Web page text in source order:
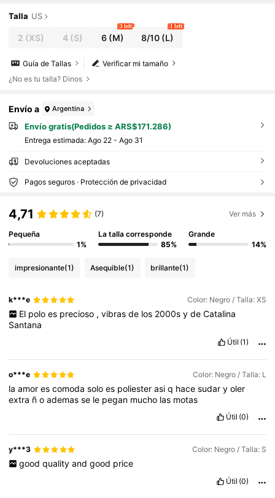
Talla US
2 (XS) 4(S) 6(M)
3 left
8/10 (L)
1 left
Verificar mi tamaño
Guía de Tallas
¿No es tu talla? Dinos
Envío a Argentina
Envío gratis(Pedidos ≥ ARS$171.286)
Entrega estimada: Ago 22 - Ago 31
Devoluciones aceptadas
Pagos seguros · Protección de privacidad
4,71 (7) Ver más
Pequeña
1%
La talla corresponde
85%
Grande
14%
impresionante(1) Asequible(1) brillante(1)
k***e Color: Negro / Talla: XS
El polo es precioso , vibras de los 2000s y de Catalina
Santana
Útil (1)
o***e Color: Negro / Talla: L
laamorescomodasoloes poliesterasiq hacesudaryoler
extra ñoademasse le pegan mucho las motas
Útil (0)
y***3 Color: Negro / Talla: S
good quality and good price
Útil (0)